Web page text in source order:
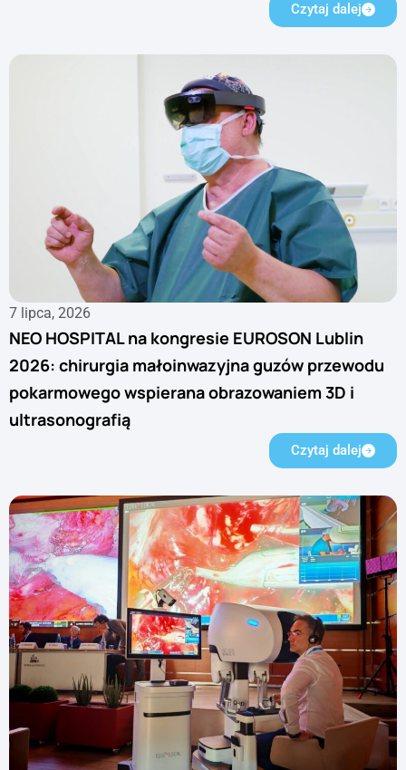
Czytaj dalej
7 lipca, 2026
NEO HOSPITAL na kongresie EUROSON Lublin
2026: chirurgia małoinwazyjna guzów przewodu
pokarmowego wspierana obrazowaniem 3D i
ultrasonografią
Czytaj dalej